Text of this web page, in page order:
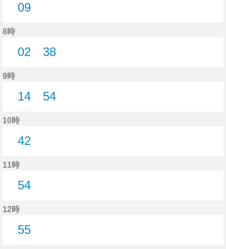
09
8時
02
38
9時
14
54
10時
42
11時
54
12時
55